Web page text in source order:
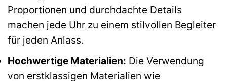
Proportionen und durchdachte Details
machen jede Uhr zu einem stilvollen Begleiter
für jeden Anlass.
Hochwertige Materialien: Die Verwendung
von erstklassigen Materialien wie